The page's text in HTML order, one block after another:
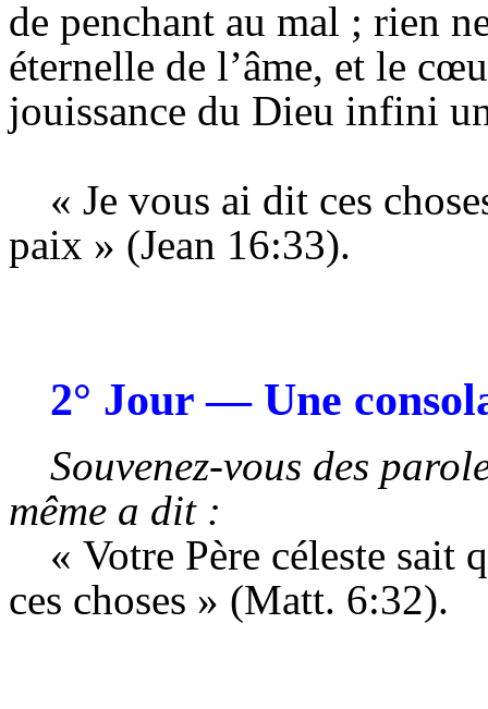
de penchant au mal ; rien
éternelle de l’âme, et le
jouissance du Dieu infini
« Je vous ai dit ces
paix » (Jean 16:33).
2° Jour— Une
Souvenez-vous des
même a dit :
« Votre Père céleste sait
ces choses » (Matt. 6:32).